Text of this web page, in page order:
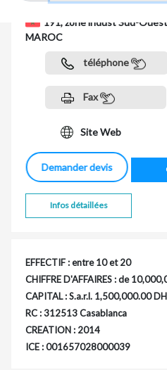
191, zone indust Sud-
MAROC
téléphone
Fax
Site Web
Demander devis
Infos détaillées
EFFECTIF : entre 10 et 20
CHIFFRE D'AFFAIRES : de
CAPITAL : S.a.r.l. 1,500,000.00 DH
RC : 312513 Casablanca
CREATION : 2014
ICE : 001657028000039